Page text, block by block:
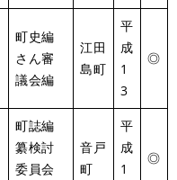
町史編
さん審
議会編
江田
島町
平
成
1
3
◎
町誌編
纂検討
委員会
音戸
町
平
成
1
◎